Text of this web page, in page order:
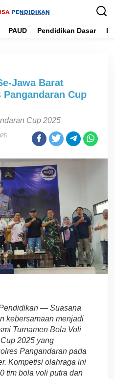
PAUD Pendidikan Dasar
Jawa Barat
Cup
Cup 2025
— Suasana
kebersamaan menjadi
Turnamen Bola Voli
2025 yang
Pangandaran pada
Kompetisi olahraga ini
tim bola voli putra dan